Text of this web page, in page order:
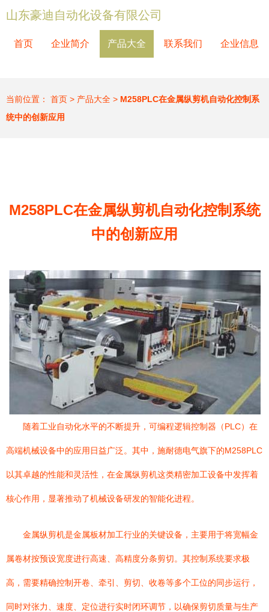
山东豪迪自动化设备有限公司
首页 企业简介 产品大全 联系我们 企业信息
当前位置： 首页 > 产品大全 > M258PLC在金属纵剪机自动化控制系
统中的创新应用
M258PLC在金属纵剪机自动化控制系统
中的创新应用
随着工业自动化水平的不断提升，可编程逻辑控制器（PLC）在
高端机械设备中的应用日益广泛。其中，施耐德电气旗下的M258PLC
以其卓越的性能和灵活性，在金属纵剪机这类精密加工设备中发挥着
核心作用，显著推动了机械设备研发的智能化进程。
金属纵剪机是金属板材加工行业的关键设备，主要用于将宽幅金
属卷材按预设宽度进行高速、高精度分条剪切。其控制系统要求极
高，需要精确控制开卷、牵引、剪切、收卷等多个工位的同步运行，
同时对张力、速度、定位进行实时闭环调节，以确保剪切质量与生产